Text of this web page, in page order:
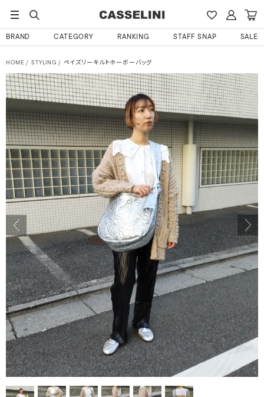
BRAND CATEGORY RANKING STAFF SNAP SALE
HOME STYLING ペイズリーキルトホーボーバッグ